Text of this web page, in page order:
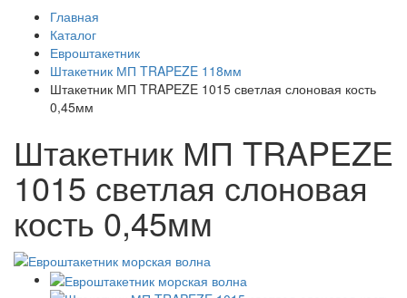
Главная
Каталог
Евроштакетник
Штакетник МП TRAPEZE 118мм
Штакетник МП TRAPEZE 1015 светлая слоновая кость
0,45мм
Штакетник МП TRAPEZE
1015 светлая слоновая
кость 0,45мм